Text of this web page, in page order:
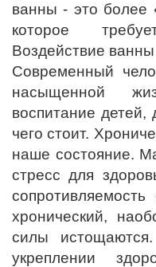
ванны - это более
которое
Воздействие
Современный
насыщенной
воспитание детей,
чего стоит.
наше состояние.
стресс для
хронический,
силы
укреплении